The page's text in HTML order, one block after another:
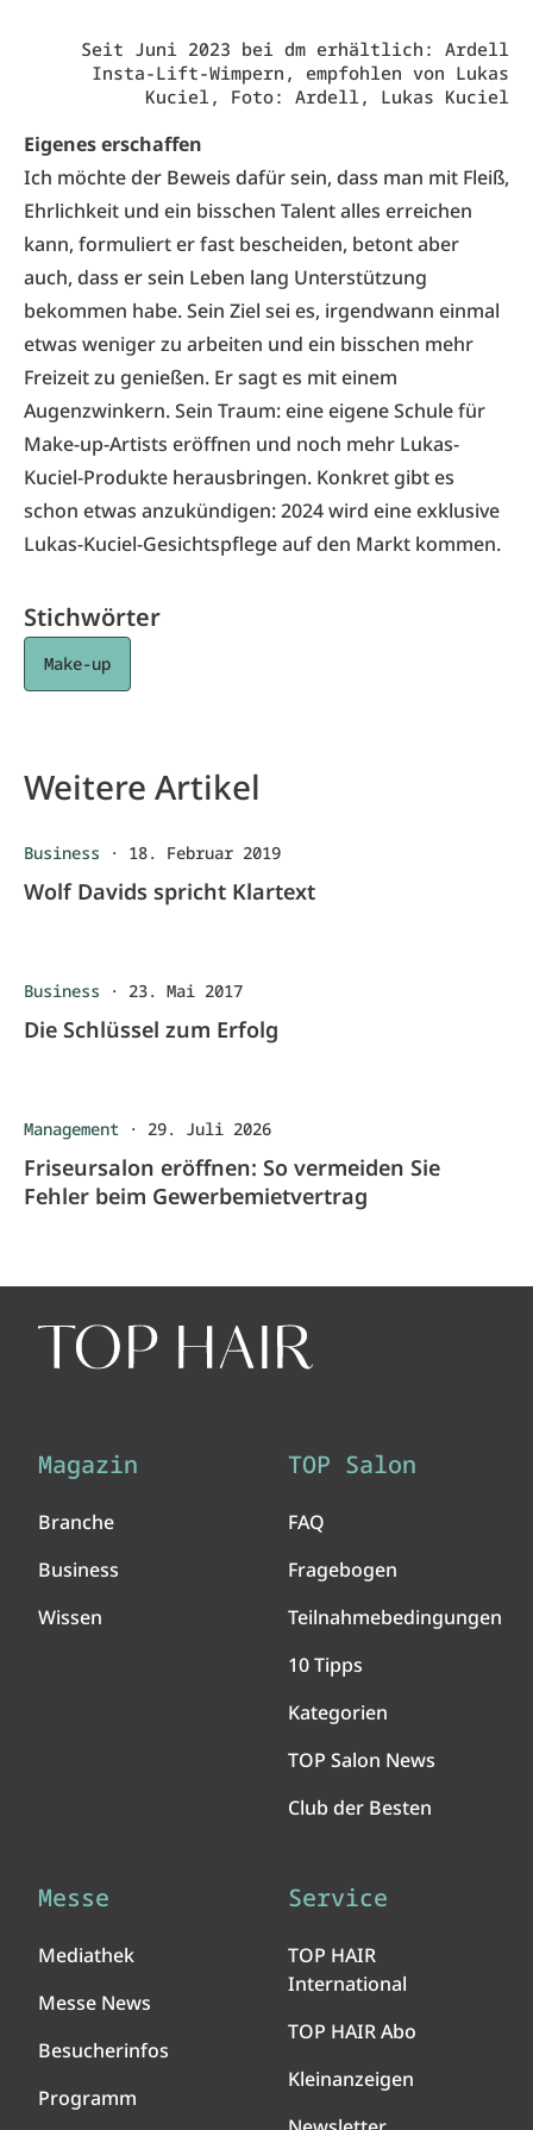
Seit Juni 2023 bei dm erhältlich: Ardell
Insta-Lift-Wimpern, empfohlen von Lukas
Kuciel, Foto: Ardell, Lukas Kuciel
Eigenes erschaffen
Ich möchte der Beweis dafür sein, dass man mit Fleiß,
Ehrlichkeit und ein bisschen Talent alles erreichen
kann, formuliert er fast bescheiden, betont aber
auch, dass er sein Leben lang Unterstützung
bekommen habe. Sein Ziel sei es, irgendwann einmal
etwas weniger zu arbeiten und ein bisschen mehr
Freizeit zu genießen. Er sagt es mit einem
Augenzwinkern. Sein Traum: eine eigene Schule für
Make-up-Artists eröffnen und noch mehr Lukas-
Kuciel-Produkte herausbringen. Konkret gibt es
schon etwas anzukündigen: 2024 wird eine exklusive
Lukas-Kuciel-Gesichtspflege auf den Markt kommen.
Stichwörter
Make-up
Weitere Artikel
Business · 18. Februar 2019
Wolf Davids spricht Klartext
Business · 23. Mai 2017
Die Schlüssel zum Erfolg
Management · 29. Juli 2026
Friseursalon eröffnen: So vermeiden Sie
Fehler beim Gewerbemietvertrag
Magazin
Branche
Business
Wissen
TOP Salon
FAQ
Fragebogen
Teilnahmebedingungen
10 Tipps
Kategorien
TOP Salon News
Club der Besten
Messe
Mediathek
Messe News
Besucherinfos
Programm
Service
TOP HAIR
International
TOP HAIR Abo
Kleinanzeigen